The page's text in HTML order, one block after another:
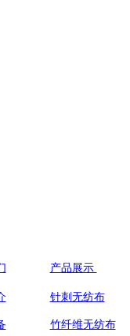
产品展示
针刺无纺布
竹纤维无纺布